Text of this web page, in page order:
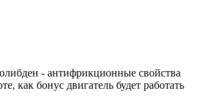
- антифрикционные свойства
как бонус двигатель будет работать